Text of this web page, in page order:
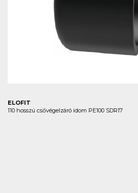
ELOFIT
110 hosszú csővégelzáró idom PE100 SDR17